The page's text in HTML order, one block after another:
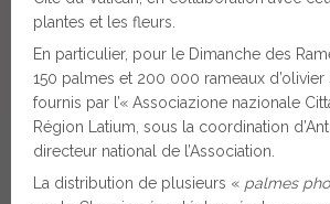
plantes et les fleurs.
En particulier, pour le Dimanche des
150 palmes et 200 000 rameaux d’olivier
fournis par l’« Associazione nazionale
Région Latium, sous la coordination
directeur national de l’Association.
La distribution de plusieurs « palmes